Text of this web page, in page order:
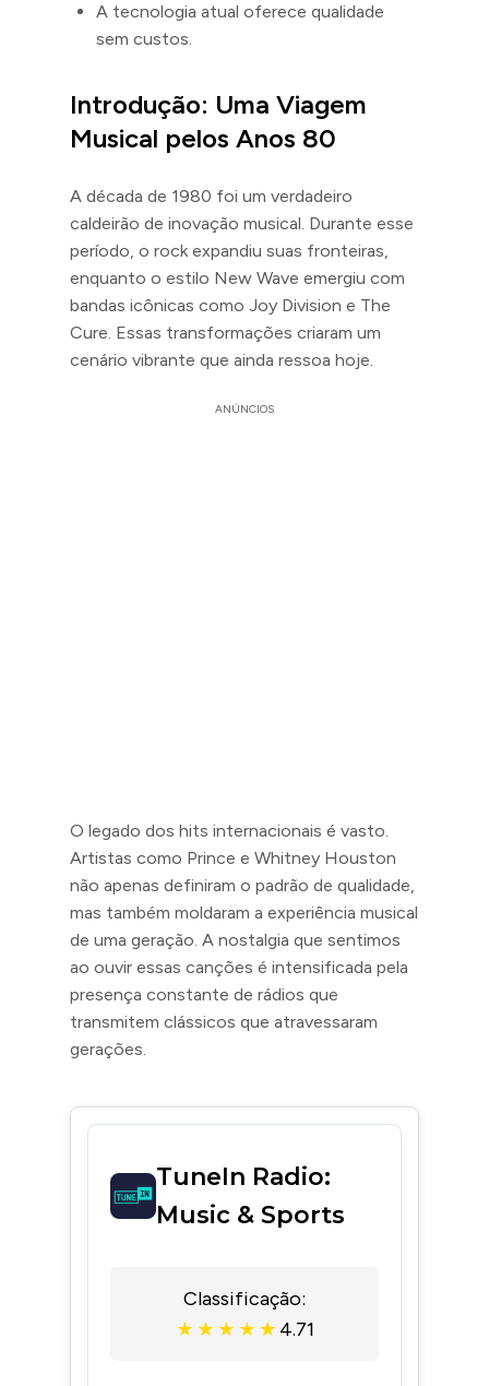
A tecnologia atual oferece qualidade
sem custos.
Introdução: Uma Viagem
Musical pelos Anos 80
A década de 1980 foi um verdadeiro
caldeirão de inovação musical. Durante esse
período, o rock expandiu suas fronteiras,
enquanto o estilo New Wave emergiu com
bandas icônicas como Joy Division e The
Cure. Essas transformações criaram um
cenário vibrante que ainda ressoa hoje.
ANÚNCIOS
O legado dos hits internacionais é vasto.
Artistas como Prince e Whitney Houston
não apenas definiram o padrão de qualidade,
mas também moldaram a experiência musical
de uma geração. A nostalgia que sentimos
ao ouvir essas canções é intensificada pela
presença constante de rádios que
transmitem clássicos que atravessaram
gerações.
TuneIn Radio:
Music & Sports
Classificação:
★ ★ ★ ★ ★ 4.71